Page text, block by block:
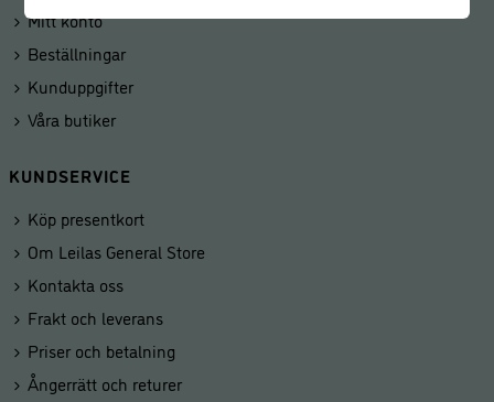
Mitt konto
Beställningar
Kunduppgifter
Våra butiker
KUNDSERVICE
Köp presentkort
Om Leilas General Store
Kontakta oss
Frakt och leverans
Priser och betalning
Ångerrätt och returer